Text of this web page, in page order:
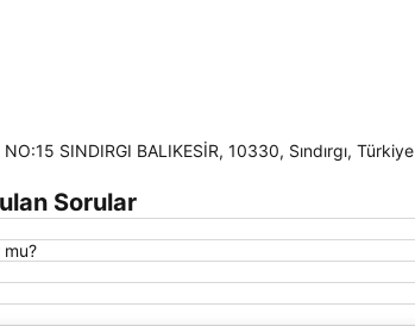
SINDIRGI BALIKESİR, 10330, Sındırgı, Türkiye
Sorular